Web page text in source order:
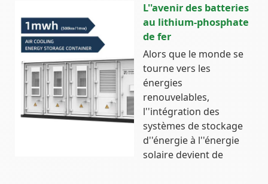
L''avenir des batteries
au lithium-phosphate
de fer
Alors que le monde se
tourne vers les
énergies
renouvelables,
l''intégration des
systèmes de stockage
d''énergie à l''énergie
solaire devient de